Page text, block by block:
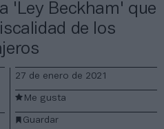
'Ley Beckham' que
de los
27 de enero de 2021
Guardar
Me gusta